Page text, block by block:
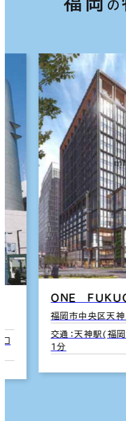
の
ＯＮＥ ＦＵＫＵ
福岡市中央区天
交通：天神駅(福
1分